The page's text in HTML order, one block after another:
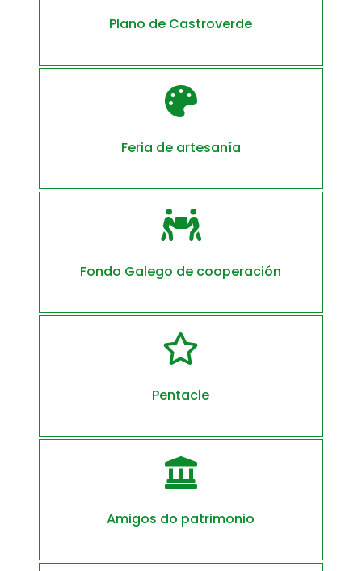
Plano de Castroverde

Feria de artesanía

Fondo Galego de cooperación

Pentacle

Amigos do patrimonio